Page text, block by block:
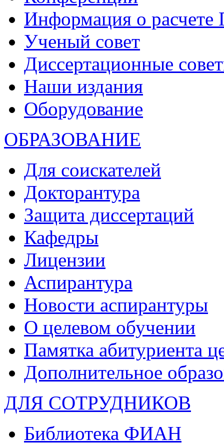
Информация о
Ученый совет
Диссертационные
Наши издания
Оборудование
ОБРАЗОВАНИЕ
Для соискателей
Докторантура
Защита диссертаций
Кафедры
Лицензии
Аспирантура
Новости аспирантуры
О целевом обучении
Памятка абитуриента
Дополнительное
ДЛЯ СОТРУДНИКОВ
Библиотека ФИАН